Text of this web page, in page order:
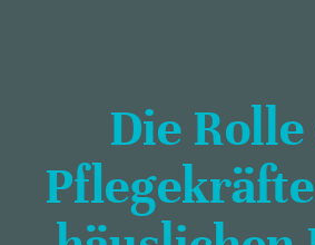
Die